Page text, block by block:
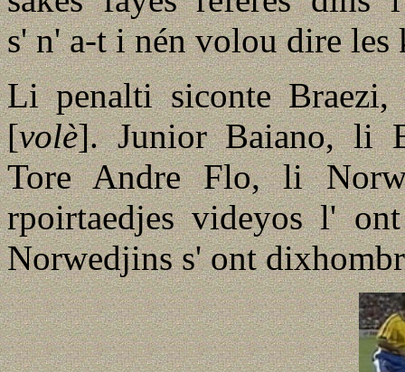
s' n' a-t i nén volou dire les
Li penalti siconte
[volè]. Junior Baiano, li
Tore Andre Flo, li
rpoirtaedjes videyos l'
Norwedjins s' ont